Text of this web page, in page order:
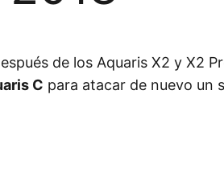
de los Aquaris X2 y X2
C para atacar de nuevo un